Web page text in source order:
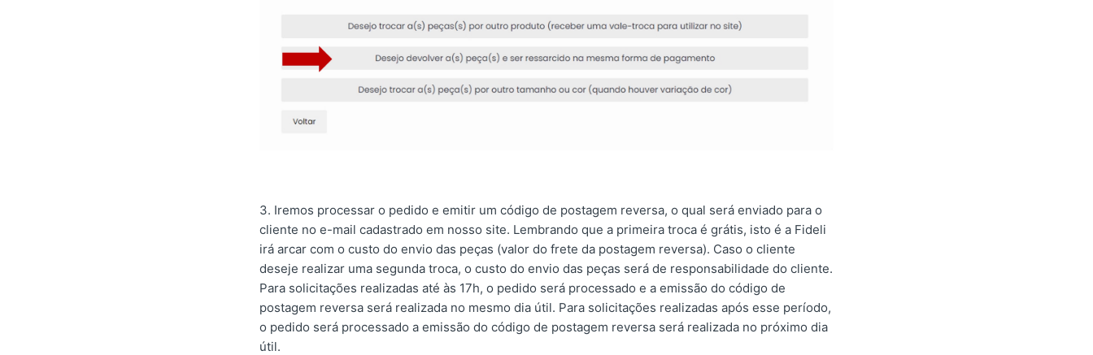
3. Iremos processar o pedido e emitir um código de postagem reversa, o qual será enviado para o
cliente no e-mail cadastrado em nosso site. Lembrando que a primeira troca é grátis, isto é a Fideli
irá arcar com o custo do envio das peças (valor do frete da postagem reversa). Caso o cliente
deseje realizar uma segunda troca, o custo do envio das peças será de responsabilidade do cliente.
Para solicitações realizadas até às 17h, o pedido será processado e a emissão do código de
postagem reversa será realizada no mesmo dia útil. Para solicitações realizadas após esse período,
o pedido será processado a emissão do código de postagem reversa será realizada no próximo dia
útil.